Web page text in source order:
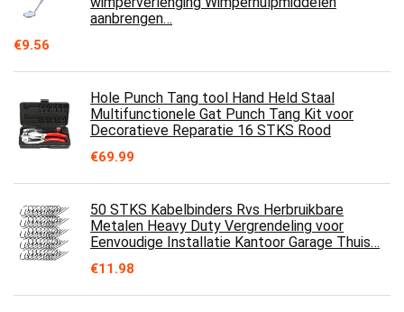
aanbrengen…
€9.56
Hole Punch Tang tool Hand Held Staal
Multifunctionele Gat Punch Tang Kit voor
Decoratieve Reparatie 16 STKS Rood
€69.99
50 STKS Kabelbinders Rvs Herbruikbare
Metalen Heavy Duty Vergrendeling voor
Eenvoudige Installatie Kantoor Garage Thuis…
€11.98